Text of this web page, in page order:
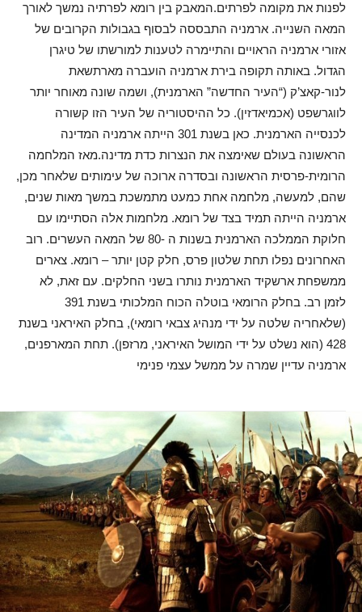
לפנות את מקומה לפרתים.המאבק בין רומא לפרתיה נמשך לאורך
המאה השנייה. ארמניה התבססה לבסוף בגבולות הקרובים של
אזורי ארמניה הראויים והתיימרה לטענות למורשתו של טיגרן
הגדול. באותה תקופה בירת ארמניה הועברה מארתשאת
לנור-קאצ’ק (“העיר החדשה” הארמנית), ושמה שונה מאוחר יותר
לווגרשפט (אכמיאדזין). כל ההיסטוריה של העיר הזו קשורה
לכנסייה הארמנית. כאן בשנת 301 הייתה ארמניה המדינה
הראשונה בעולם שאימצה את הנצרות כדת מדינה.מאז המלחמה
הרומית-פרסית הראשונה ובסדרה ארוכה של עימותים שלאחר מכן,
שהם, למעשה, מלחמה אחת כמעט מתמשכת במשך מאות שנים,
ארמניה הייתה תמיד בצד של רומא. מלחמות אלה הסתיימו עם
חלוקת הממלכה הארמנית בשנות ה -80 של המאה העשרים. רוב
האחרונים נפלו תחת שלטון פרס, חלק קטן יותר – רומא. צארים
ממשפחת ארשקיד הארמנית נותרו בשני החלקים. עם זאת, לא
לזמן רב. בחלק הרומאי בוטלה הכוח המלכותי בשנת 391
(שלאחריה שלטה על ידי מנהיג צבאי רומאי), בחלק האיראני בשנת
428 (הוא נשלט על ידי המושל האיראני, מרזפן). תחת המארפנים,
ארמניה עדיין שמרה על ממשל עצמי פנימי